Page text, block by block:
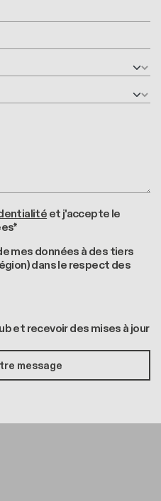
et j'accepte le
mes données à des tiers
dans le respect des
et recevoir des mises à jour
A